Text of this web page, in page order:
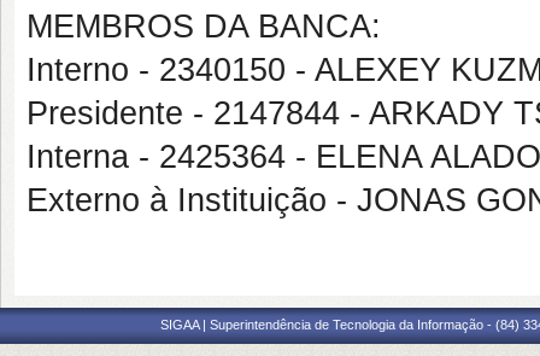
MEMBROS DA BANCA:
Interno - 2340150 - ALEXEY
Presidente - 2147844 - ARKADY
Interna - 2425364 - ELENA
Externo à Instituição - JONAS
SIGAA | Superintendência de Tecnologia da Informação - (84)